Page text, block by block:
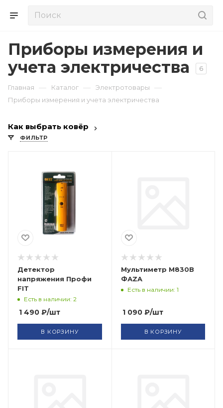
Приборы измерения и
учета электричества
6
Главная — Каталог — Электротовары —
Приборы измерения и учета электричества
Как выбрать ковёр
ФИЛЬТР
Детектор
напряжения Профи
FIT
Есть в наличии: 2
1 490 ₽/шт
В КОРЗИНУ
Мультиметр М830В
ФАZA
Есть в наличии: 1
1 090₽/шт
В КОРЗИНУ